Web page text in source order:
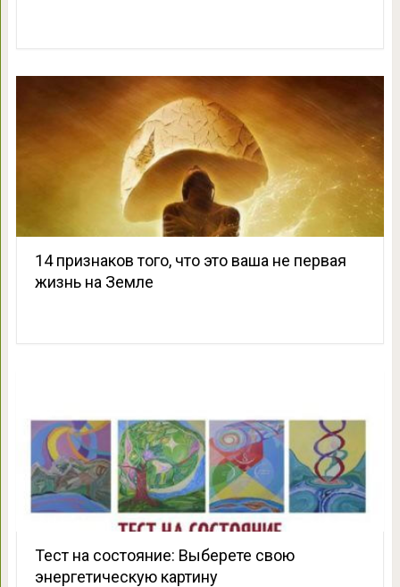
14 признаков того, что это ваша не первая
жизнь на Земле
Тест на состояние: Выберете свою
энергетическую картину